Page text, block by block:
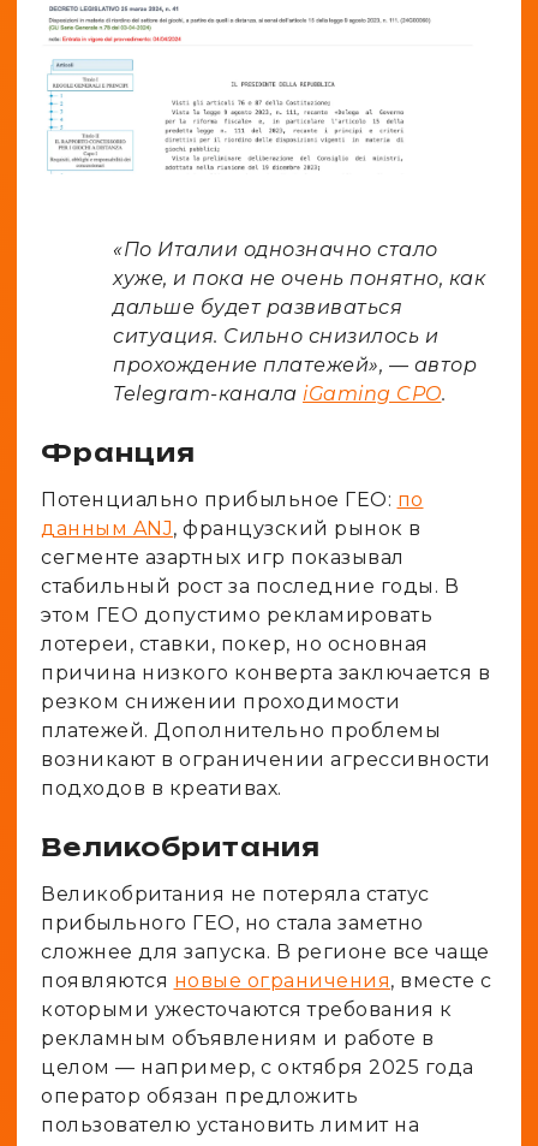
«По Италии однозначно стало
хуже, и пока не очень понятно, как
дальше будет развиваться
ситуация. Сильно снизилось и
прохождение платежей», — автор
Telegram-канала iGaming CPO.
Франция
Потенциально прибыльное ГЕО: по
данным ANJ, французский рынок в
сегменте азартных игр показывал
стабильный рост за последние годы. В
этом ГЕО допустимо рекламировать
лотереи, ставки, покер, но основная
причина низкого конверта заключается в
резком снижении проходимости
платежей. Дополнительно проблемы
возникают в ограничении агрессивности
подходов в креативах.
Великобритания
Великобритания не потеряла статус
прибыльного ГЕО, но стала заметно
сложнее для запуска. В регионе все чаще
появляются новые ограничения, вместе с
которыми ужесточаются требования к
рекламным объявлениям и работе в
целом — например, с октября 2025 года
оператор обязан предложить
пользователю установить лимит на